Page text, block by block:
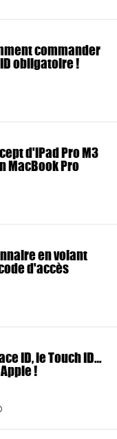
commander
obligatoire !
d'iPad Pro M3
MacBook Pro
en volant
d'accès
ID, le Touch ID…
!